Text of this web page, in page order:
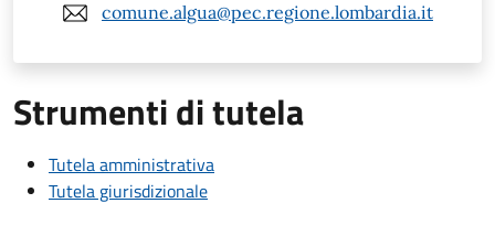
comune.algua@pec.regione.lombardia.it
Strumenti di tutela
Tutela amministrativa
Tutela giurisdizionale